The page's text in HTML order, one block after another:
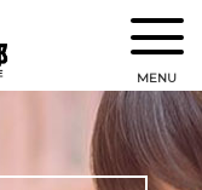
MENU